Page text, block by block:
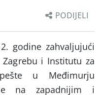
PODIJELI
godine zahvaljujući
i Institutu za
u Međimurju
na zapadnijim i